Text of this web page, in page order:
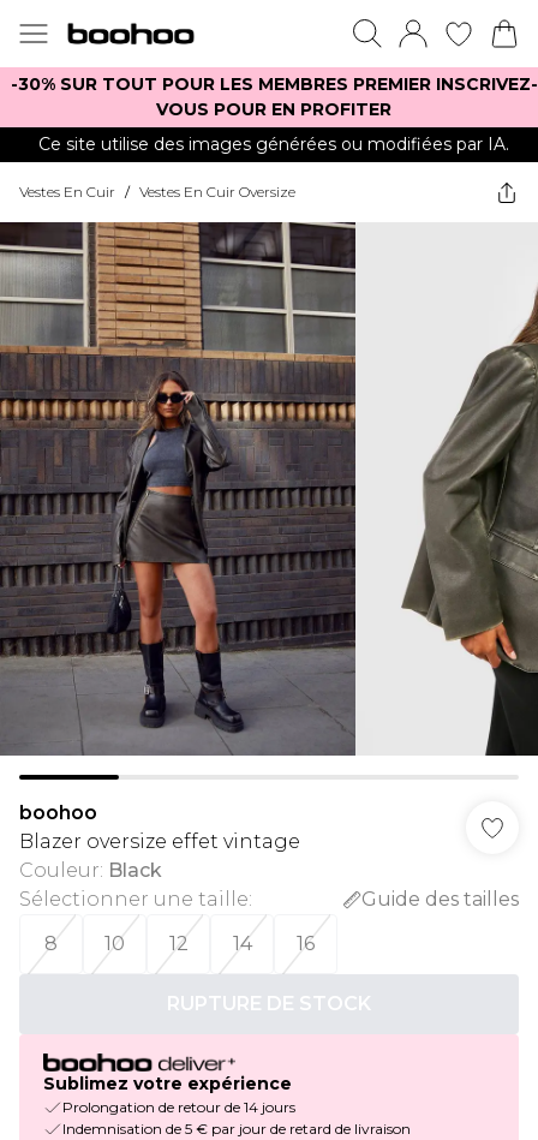
-30% SUR TOUT POUR LES MEMBRES PREMIER INSCRIVEZ-
VOUS POUR EN PROFITER
Ce site utilise des images générées ou modifiées par IA.
Vestes En Cuir / Vestes En Cuir Oversize
boohoo
Blazer oversize effet vintage
Couleur: Black
Sélectionner une taille:
Guide des tailles
8
10 12 14 16
RUPTURE DE STOCK
Sublimez votre expérience
Prolongation de retour de 14 jours
Indemnisation de 5 € par jour de retard de livraison